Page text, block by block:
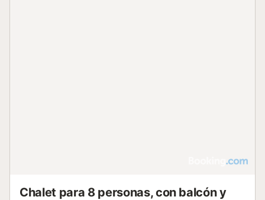
Chalet para 8 personas, con balcón y